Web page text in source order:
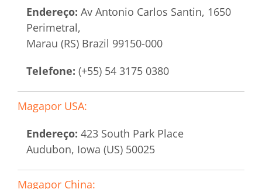
Endereço: Av Antonio Carlos Santin, 1650
Perimetral,
Marau (RS) Brazil 99150-000
Telefone: (+55) 54 3175 0380
Magapor USA:
Endereço: 423 South Park Place
Audubon, Iowa (US) 50025
Magapor China: